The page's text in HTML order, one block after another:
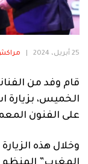
منوعة
25 أبريل، 2024
قام وفد من
الخميس، بزيارة
على الفنون
وخلال هذه